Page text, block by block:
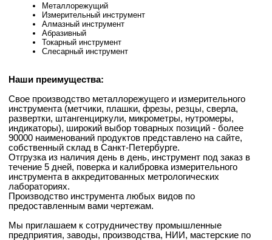
Металлорежущий
Измерительный инструмент
Алмазный инструмент
Абразивный
Токарный инструмент
Слесарный инструмент
Наши преимущества:
Свое производство металлорежущего и измерительного
инструмента (метчики, плашки, фрезы, резцы, сверла,
развертки, штангенциркули, микрометры, нутромеры,
индикаторы), широкий выбор товарных позиций - более
90000 наименований продуктов представлено на сайте,
собственный склад в Санкт-Петербурге.
Отгрузка из наличия день в день, инструмент под заказ в
течение 5 дней, поверка и калибровка измерительного
инструмента в аккредитованных метрологических
лабораториях.
Производство инструмента любых видов по
предоставленным вами чертежам.
Мы приглашаем к сотрудничеству промышленные
предприятия, заводы, производства, НИИ, мастерские по